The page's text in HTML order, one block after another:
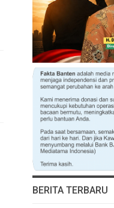
BERITA TERBARU